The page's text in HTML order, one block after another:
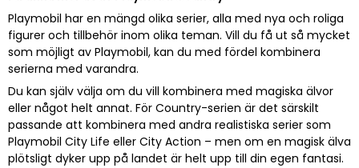
Playmobil har en mängd olika serier, alla med nya och roliga
figurer och tillbehör inom olika teman. Vill du få ut så mycket
som möjligt av Playmobil, kan du med fördel kombinera
serierna med varandra.
Du kan själv välja om du vill kombinera med magiska älvor
eller något helt annat. För Country-serien är det särskilt
passande att kombinera med andra realistiska serier som
Playmobil City Life eller City Action – men om en magisk älva
plötsligt dyker upp på landet är helt upp till din egen fantasi.